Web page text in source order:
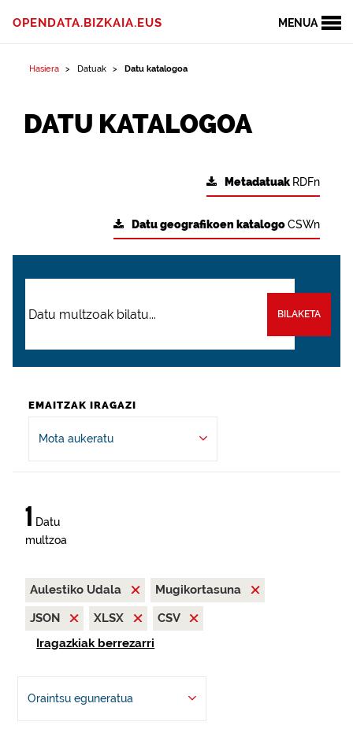
MENUA
OPENDATA.BIZKAIA.EUS
Hasiera Datuak Datu katalogoa
DATU KATALOGOA
Metadatuak RDFn
Datu geografikoen katalogoCSWn
BILAKETA
EMAITZAK IRAGAZI
Mota aukeratu
1 Datu
multzoa
Aulestiko Udala
Mugikortasuna
JSON
XLSX
CSV
Iragazkiak berrezarri
Oraintsu eguneratua